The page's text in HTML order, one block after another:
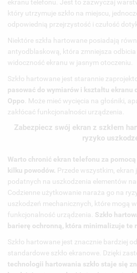
ekranu telefonu. Jest to zazwyczaj
który utrzymuje szkło na miejscu,
odpowiednią przejrzystość i czułość
Niektóre szkła hartowane posiadają
antyodblaskową, która zmniejsza odbicia
widoczność ekranu w jasnym otoczeniu.
Szkło hartowane jest starannie
pasować do wymiarów i kształtu
Oppo . Może mieć wycięcia na głośniki,
zakłócać funkcjonalności urządzenia.
Zabezpiecz swój ekran z szkłem
ryzyko
Warto chronić ekran telefonu za pomocą
kilku powodów. Przede wszystkim, ekran
podatnych na uszkodzenia elementów
Codzienne użytkowanie naraża go na
uszkodzeń mechanicznych, które mogą
funkcjonalność urządzenia. Szkło
barierę ochronną, która minimalizuje te
Szkło hartowane jest znacznie bardziej
standardowe szkło ekranowe. Dzięki
technologii hartowania szkło staje się